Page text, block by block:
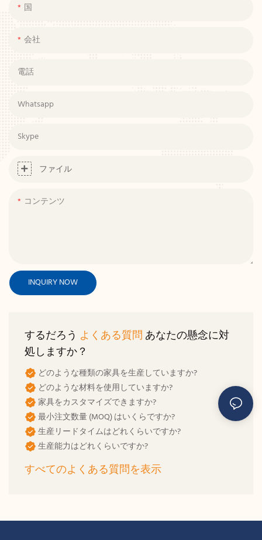
国
会社
電話
Whatsapp
Skype
ファイル
コンテンツ
INQUIRY NOW
するだろう よくある質問 あなたの懸念に対
処しますか？
どのような種類の家具を生産していますか?
どのような材料を使用していますか?
家具をカスタマイズできますか?
最小注文数量 (MOQ) はいくらですか?
生産リードタイムはどれくらいですか?
生産能力はどれくらいですか?
すべてのよくある質問を表示